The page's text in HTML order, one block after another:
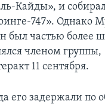
Кайды», и
747». Однако
был частью более
членом группы,
11 сентября.
его задержали по